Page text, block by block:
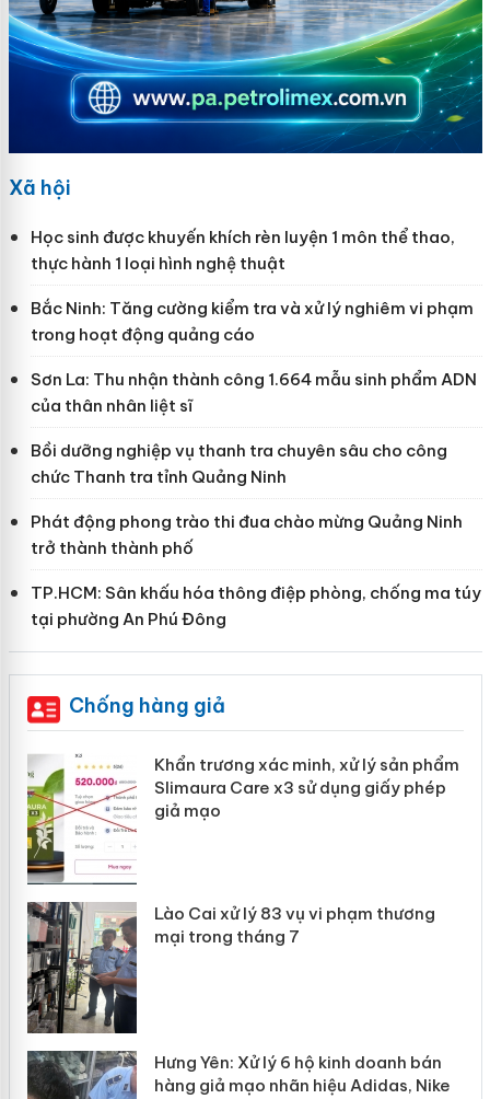
Xã hội
Học sinh được khuyến khích rèn luyện 1 môn thể thao,
thực hành 1 loại hình nghệ thuật
Bắc Ninh: Tăng cường kiểm tra và xử lý nghiêm vi phạm
trong hoạt động quảng cáo
Sơn La: Thu nhận thành công 1.664 mẫu sinh phẩm ADN
của thân nhân liệt sĩ
Bồi dưỡng nghiệp vụ thanh tra chuyên sâu cho công
chức Thanh tra tỉnh Quảng Ninh
Phát động phong trào thi đua chào mừng Quảng Ninh
trở thành thành phố
TP.HCM: Sân khấu hóa thông điệp phòng, chống ma túy
tại phường An Phú Đông
Chống hàng giả
Khẩn trương xác minh, xử lý sản phẩm
Slimaura Care x3 sử dụng giấy phép
giả mạo
Lào Cai xử lý 83 vụ vi phạm thương
mại trong tháng 7
Hưng Yên: Xử lý 6 hộ kinh doanh bán
hàng giả mạo nhãn hiệu Adidas, Nike